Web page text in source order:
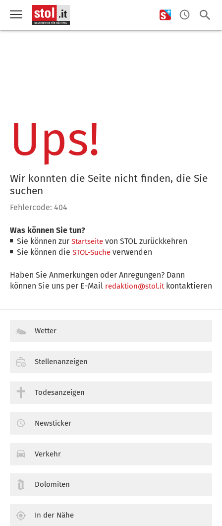
Ups!
Wir konnten die Seite nicht finden, die Sie
suchen
Fehlercode: 404
Was können Sie tun?
Sie können zurStartseite von STOL zurückkehren
Sie können dieSTOL-Suche verwenden
Haben Sie Anmerkungen oder Anregungen? Dann
können Sie uns per E-Mail redaktion@stol.itkontaktieren
Wetter
Stellenanzeigen
Todesanzeigen
Newsticker
Verkehr
Dolomiten
In der Nähe